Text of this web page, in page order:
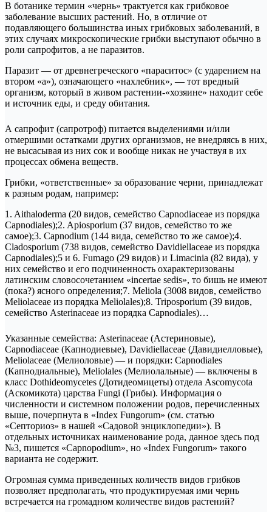
В ботанике термин «чернь» трактуется как грибковое
заболевание высших растений. Но, в отличие от
подавляющего большинства иных грибковых заболеваний, в
этих случаях микроскопические грибки выступают обычно в
роли сапрофитов, а не паразитов.
Паразит — от древнегреческого «параситос» (с ударением на
втором «а»), означающего «нахлебник», — тот вредный
организм, который в живом растении-«хозяине» находит себе
и источник еды, и среду обитания.
А сапрофит (сапротроф) питается выделениями и/или
отмершими остатками других организмов, не внедряясь в них,
не высасывая из них сок и вообще никак не участвуя в их
процессах обмена веществ.
Грибки, «ответственные» за образование черни, принадлежат
к разным родам, например:
1. Aithaloderma (20 видов, семейство Capnodiaceae из порядка
Capnodiales);2. Apiosporium (37 видов, семейство то же
самое);3. Capnodium (144 вида, семейство то же самое);4.
Cladosporium (738 видов, семейство Davidiellaceae из порядка
Capnodiales);5 и 6. Fumago (29 видов) и Limacinia (82 вида), у
них семейство и его подчиненность охарактеризованы
латинским словосочетанием «incertae sedis», то бишь не имеют
(пока?) ясного определения;7. Meliola (3008 видов, семейство
Meliolaceae из порядка Meliolales);8. Triposporium (39 видов,
семейство Asterinaceae из порядка Capnodiales)…
Указанные семейства: Asterinaceae (Астериновые),
Capnodiaceae (Капнодиевые), Davidiellaceae (Давидиелловые),
Meliolaceae (Мелиоловые) — и порядки: Capnodiales
(Капнодиальные), Meliolales (Мелиолальные) — включены в
класс Dothideomycetes (Дотидеомицеты) отдела Ascomycota
(Аскомикота) царства Fungi (Грибы). Информация о
численности и системном положении родов, перечисленных
выше, почерпнута в «Index Fungorum» (см. статью
«Септориоз» в нашей «Садовой энциклопедии»). В
отдельных источниках наименование рода, данное здесь под
№3, пишется «Capnopodium», но «Index Fungorum» такого
варианта не содержит.
Огромная сумма приведенных количеств видов грибков
позволяет предполагать, что продуктируемая ими чернь
встречается на громадном количестве видов растений?